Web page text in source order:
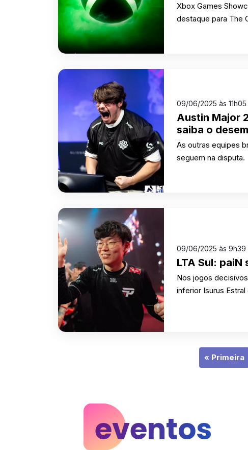
Xbox Games
destaque para The
09/06/2025 às 11h05
Austin Major
saiba o
As outras equipes
seguem na disputa.
09/06/2025 às 9h39
LTA Sul: paiN
Nos jogos
inferior Isurus
« Primeira
eventos